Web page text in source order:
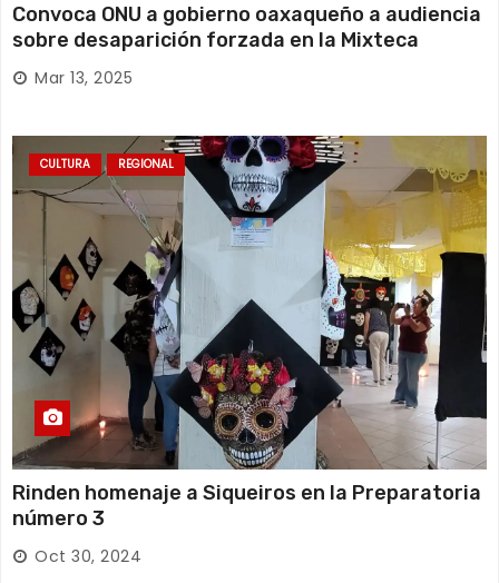
Convoca ONU a gobierno oaxaqueño a audiencia
sobre desaparición forzada en la Mixteca
Mar 13, 2025
CULTURA REGIONAL
Rinden homenaje a Siqueiros en la Preparatoria
número 3
Oct 30, 2024